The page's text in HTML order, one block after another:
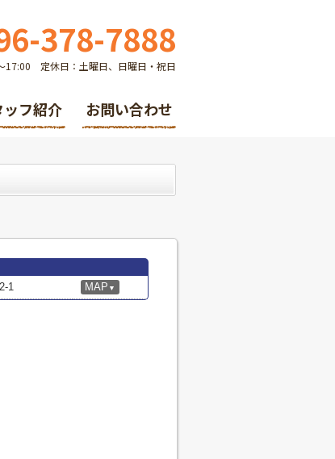
378-7888
17:00 定休日：土曜日、日曜日・祝日
ッフ紹介 お問い合わせ
1 MAP ▼